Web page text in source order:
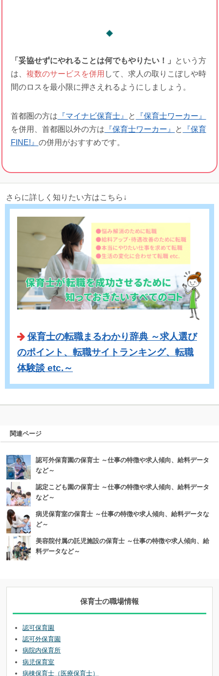
「妥協せずにやれることは何でもやりたい！」
という方
は、 複数のサービスを併用 して、求人の取りこぼしや時
間のロスを最小限に押さえれるようにしましょう。
首都圏の方は 『マイナビ保育士』 と
『保育士ワーカー』
を併用、首都圏以外の方は 『保育士ワーカー』 と
『保育
FINE!』 の併用がおすすめです。
さらに詳しく知りたい方はこちら↓
保育士の転職まるわかり辞典 ～求人選び
のポイント、転職サイトランキング、転職
体験談 etc.～
関連ページ
認可外保育園の保育士 ～仕事の特徴や求人傾向、給料データ
など～
認定こども園の保育士 ～仕事の特徴や求人傾向、給料データ
など～
病児保育室の保育士 ～仕事の特徴や求人傾向、給料データな
ど～
美容院付属の託児施設の保育士 ～仕事の特徴や求人傾向、給
料データなど～
保育士の職場情報
認可保育園
認可外保育園
病院内保育所
病児保育室
病棟保育士（医療保育士）